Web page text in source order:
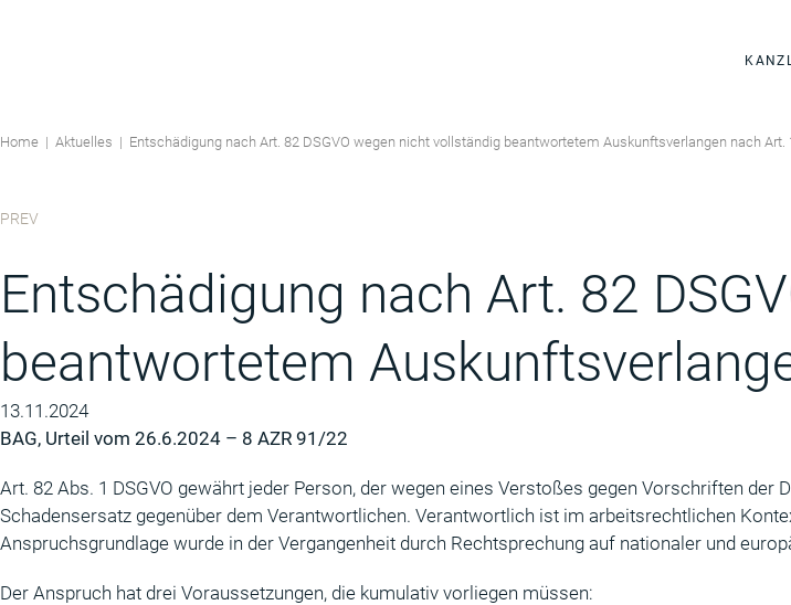
Home | Aktuelles | Entschädigung nach Art. 82 DSGVO wegen nicht vollständig beantwortetem Auskunftsverlangen nach Art.
PREV
Entschädigung nach Art. 82
beantwortetem
13.11.2024
BAG, Urteil vom 26.6.2024 – 8 AZR 91/22
Art. 82 Abs. 1 DSGVO gewährt jeder Person, der wegen eines Verstoßes gegen Vorschriften
Schadensersatz gegenüber dem Verantwortlichen. Verantwortlich ist im arbeitsrechtlichen
Anspruchsgrundlage wurde in der Vergangenheit durch Rechtsprechung auf nationaler und
Der Anspruch hat drei Voraussetzungen, die kumulativ vorliegen müssen: